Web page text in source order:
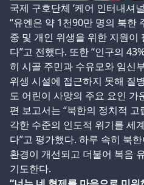
국제 구호단체 ‘케어 인터내셔
“유엔은 약 1천90만 명의 북한
중 및 개인 위생을 위한 지원이
다”고 전했다. 또한 “인구의
히 시골 주민과 수유모와 임신
위생 시설에 접근하지 못해 질
도 어린이 사망의 주요 요인 가
편 보고서는 “북한의 정치적
각한 수준의 인도적 위기를 세
다”고 평가했다. 하루 속히 북
환경이 개선되고 더불어 복음
기도한다.